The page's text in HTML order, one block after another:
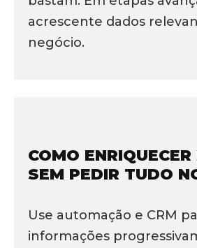
acrescente dados
negócio.
COMO
SEM PEDIR TUDO
Use automação e CRM
informações